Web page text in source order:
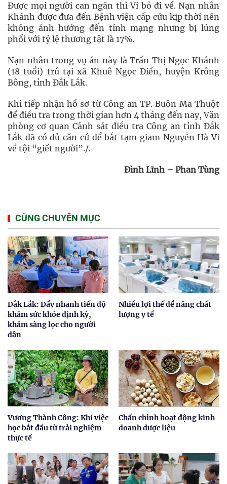
Được mọi người can ngăn thì Vi bỏ đi về. Nạn nhân
Khánh được đưa đến Bệnh viện cấp cứu kịp thời nên
không ảnh hưởng đến tính mạng nhưng bị lủng
phổi với tỷ lệ thương tật là 17%.
Nạn nhân trong vụ án này là Trần Thị Ngọc Khánh
(18 tuổi) trú tại xã Khuê Ngọc Điền, huyện Krông
Bông, tỉnh Đắk Lắk.
Khi tiếp nhận hồ sơ từ Công an TP. Buôn Ma Thuột
để điều tra trong thời gian hơn 4 tháng đến nay, Văn
phòng cơ quan Cảnh sát điều tra Công an tỉnh Đắk
Lắk đã có đủ căn cứ để bắt tạm giam Nguyễn Hà Vi
về tội “giết người”./.
Đình Lĩnh – Phan Tùng
CÙNG CHUYÊN MỤC
Đắk Lắk: Đẩy nhanh tiến độ
khám sức khỏe định kỳ,
khám sàng lọc cho người
dân
Nhiều lợi thế để nâng chất
lượng y tế
Vương Thành Công: Khi việc
học bắt đầu từ trải nghiệm
thực tế
Chấn chỉnh hoạt động kinh
doanh dược liệu